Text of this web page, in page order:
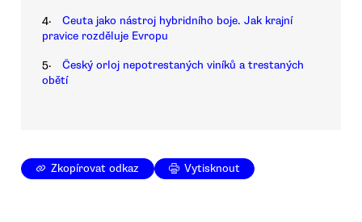
4.
Ceuta jako nástroj hybridního boje. Jak krajní
pravice rozděluje Evropu
5.
Český orloj nepotrestaných viníků a trestaných
obětí
Zkopírovat odkaz Vytisknout